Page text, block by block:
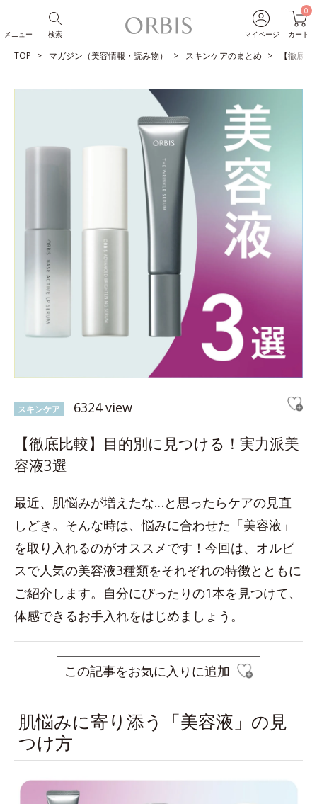
マイページ
0
カート
検索
メニュー
TOP マガジン（美容情報・読み物） スキンケアのまとめ 【徹底
スキンケア 6324 view
【徹底比較】目的別に見つける！実力派美
容液3選
最近、肌悩みが増えたな…と思ったらケアの見直
しどき。そんな時は、悩みに合わせた「美容液」
を取り入れるのがオススメです！今回は、オルビ
スで人気の美容液3種類をそれぞれの特徴とともに
ご紹介します。自分にぴったりの1本を見つけて、
体感できるお手入れをはじめましょう。
この記事をお気に入りに追加
肌悩みに寄り添う「美容液」の見
つけ方